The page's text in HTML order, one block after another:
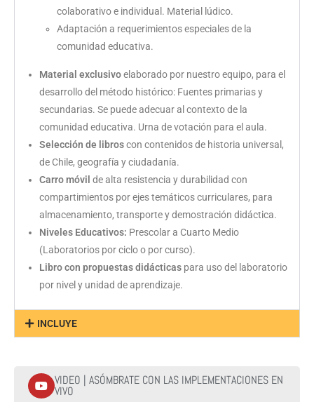
colaborativo e individual. Material lúdico.
Adaptación a requerimientos especiales de la
comunidad educativa.
Material exclusivoelaborado por nuestro equipo, para el
desarrollo del método histórico: Fuentes primarias y
secundarias. Se puede adecuar al contexto de la
comunidad educativa. Urna de votación para el aula.
Selección de libroscon contenidos de historia universal,
de Chile, geografía y ciudadanía.
Carro móvil de alta resistencia y durabilidad con
compartimientos por ejes temáticos curriculares, para
almacenamiento, transporte y demostración didáctica.
Niveles Educativos: Prescolar a Cuarto Medio
(Laboratorios por ciclo o por curso).
Libro con propuestas didácticas para uso del laboratorio
por nivel y unidad de aprendizaje.
INCLUYE
VIDEO | ASÓMBRATE CON LAS IMPLEMENTACIONES EN
VIVO